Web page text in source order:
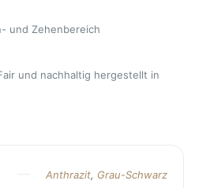
und Zehenbereich
und nachhaltig hergestellt in
Anthrazit, Grau-Schwarz